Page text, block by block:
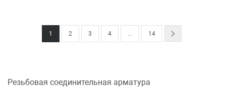
1 2 3 4 ...
14
Next
Резьбовая соединительная арматура